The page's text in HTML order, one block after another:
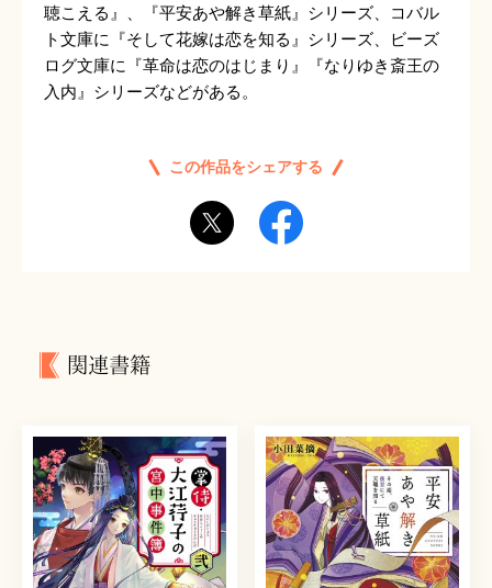
聴こえる』、『平安あや解き草紙』シリーズ、コバル
ト文庫に『そして花嫁は恋を知る』シリーズ、ビーズ
ログ文庫に『革命は恋のはじまり』『なりゆき斎王の
入内』シリーズなどがある。
この作品をシェアする
関連書籍